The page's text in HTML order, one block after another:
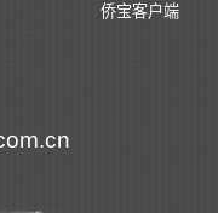
侨宝客户端